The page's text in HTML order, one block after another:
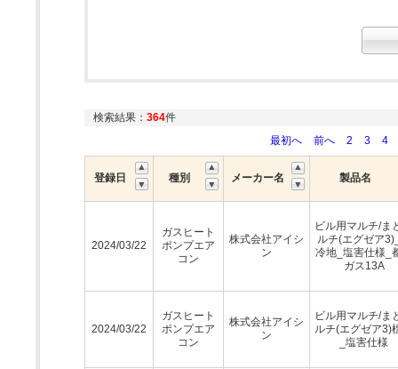
検索結果： 364件
最初へ
前へ 2 3 4
登録日 種別 メーカー名 製品名
2024/03/22
ガスヒート
ポンプエア
コン
株式会社アイシ
ン
ビル用マルチ/ま
ルチ(エグゼア
冷地_塩害仕様_
ガス13A
2024/03/22
ガスヒート
ポンプエア
コン
株式会社アイシ
ン
ビル用マルチ/ま
ルチ(エグゼア3)
_塩害仕様